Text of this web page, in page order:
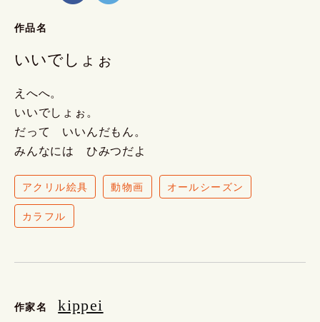
作品名
いいでしょぉ
えへへ。
いいでしょぉ。
だって いいんだもん。
みんなには ひみつだよ
アクリル絵具 動物画 オールシーズン
カラフル
作家名 kippei